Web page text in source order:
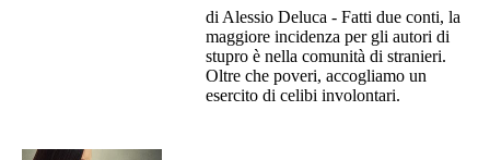
di Alessio Deluca - Fatti due conti, la
maggiore incidenza per gli autori di
stupro è nella comunità di stranieri.
Oltre che poveri, accogliamo un
esercito di celibi involontari.